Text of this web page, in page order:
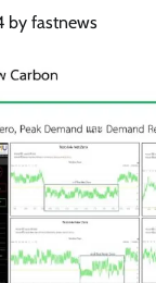
by fastnews